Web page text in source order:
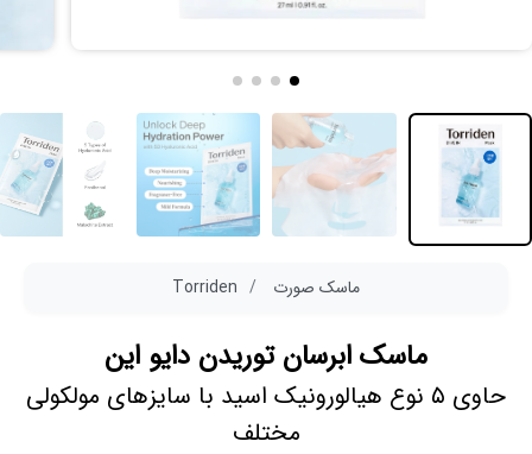
ماسک صورت Torriden
ماسک ابرسان توریدن دایو این
حاوی ۵ نوع هیالورونیک اسید با سایزهای مولکولی
مختلف